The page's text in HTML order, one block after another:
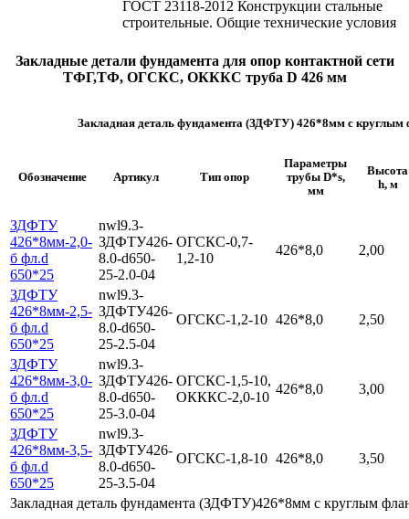
ГОСТ 23118-2012 Конструкции стальные
строительные. Общие технические условия
Закладные детали фундамента для опор контактной сети
ТФГ,ТФ, ОГСКС, ОКККС труба D 426 мм
Закладная деталь фундамента (ЗДФТУ) 426*8мм с круглым
Обозначение Артикул Тип опор
Параметры
трубы D*s,
мм
Высота
h, м
ЗДФТУ
426*8мм-2,0-
б фл.d
650*25
nwl9.3-
ЗДФТУ426-
8.0-d650-
25-2.0-04
ОГСКС-0,7-
1,2-10
426*8,0 2,00
ЗДФТУ
426*8мм-2,5-
б фл.d
650*25
nwl9.3-
ЗДФТУ426-
8.0-d650-
25-2.5-04
ОГСКС-1,2-10 426*8,0 2,50
ЗДФТУ
426*8мм-3,0-
б фл.d
650*25
nwl9.3-
ЗДФТУ426-
8.0-d650-
25-3.0-04
ОГСКС-1,5-10,
ОКККС-2,0-10
426*8,0 3,00
ЗДФТУ
426*8мм-3,5-
б фл.d
650*25
nwl9.3-
ЗДФТУ426-
8.0-d650-
25-3.5-04
ОГСКС-1,8-10 426*8,0 3,50
Закладная деталь фундамента (ЗДФТУ)426*8мм с круглым